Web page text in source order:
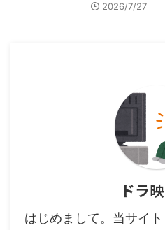
2026/7/27
ドラ
はじめまして。当サイ